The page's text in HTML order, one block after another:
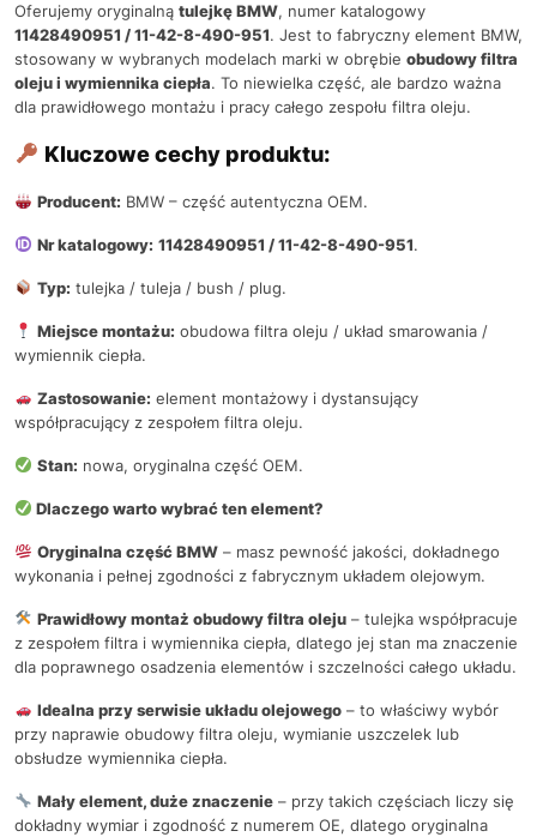
Oferujemy oryginalną tulejkę BMW, numer katalogowy
11428490951 / 11-42-8-490-951. Jest to fabryczny element BMW,
stosowany w wybranych modelach marki w obrębie obudowy filtra
oleju i wymiennika ciepła. To niewielka część, ale bardzo ważna
dla prawidłowego montażu i pracy całego zespołu filtra oleju.
Kluczowe cechy produktu:
Producent: BMW – część autentyczna OEM.
Nr katalogowy: 11428490951 / 11-42-8-490-951.
Typ: tulejka / tuleja / bush / plug.
Miejsce montażu: obudowa filtra oleju / układ smarowania /
wymiennik ciepła.
Zastosowanie: element montażowy i dystansujący
współpracujący z zespołem filtra oleju.
Stan: nowa, oryginalna część OEM.
Dlaczego warto wybrać ten element?
Oryginalna część BMW– masz pewność jakości, dokładnego
wykonania i pełnej zgodności z fabrycznym układem olejowym.
Prawidłowy montaż obudowy filtra oleju– tulejka współpracuje
z zespołem filtra i wymiennika ciepła, dlatego jej stan ma znaczenie
dla poprawnego osadzenia elementów i szczelności całego układu.
Idealna przy serwisie układu olejowego– to właściwy wybór
przy naprawie obudowy filtra oleju, wymianie uszczelek lub
obsłudze wymiennika ciepła.
Mały element, duże znaczenie– przy takich częściach liczy się
dokładny wymiar i zgodność z numerem OE, dlatego oryginalna